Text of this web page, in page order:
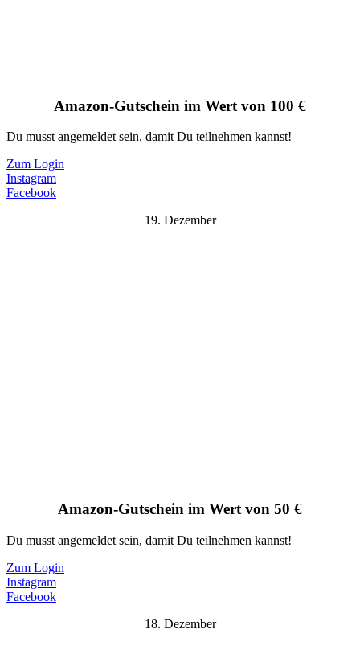
Amazon-Gutschein im Wert von 100 €
Du musst angemeldet sein, damit Du teilnehmen kannst!
Zum Login
Instagram
Facebook
19. Dezember
Amazon-Gutschein im Wert von 50 €
Du musst angemeldet sein, damit Du teilnehmen kannst!
Zum Login
Instagram
Facebook
18. Dezember